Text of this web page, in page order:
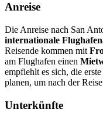
Anreise
Die Anreise nach San
internationale
Reisende kommen mit
am Flughafen einen
empfiehlt es sich, die
planen, um nach der
Unterkünfte